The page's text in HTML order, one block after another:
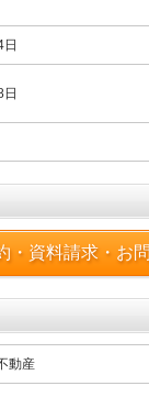
・資料請求・お
動産